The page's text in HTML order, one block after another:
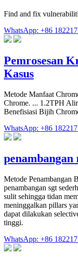
Find and fix
WhatsApp: +86
Pemrosesan
Kasus
Metode Manfaat
Chrome. ... 1.2TPH
Benefisiasi Bijih
WhatsApp: +86
penambangan
Metode Penambangan
penambangan sgt
sulit sehingga tidan
meninggalkan pillars
dapat dilakukan
tinggi.
WhatsApp: +86